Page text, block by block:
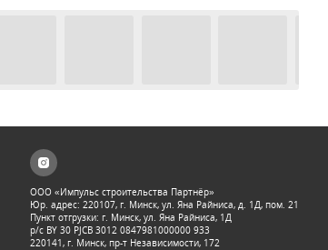
ООО «Импульс строительства Партнёр»
Юр. адрес: 220107, г. Минск, ул. Яна Райниса, д. 1Д, пом. 21
Пункт отгрузки: г. Минск, ул. Яна Райниса, 1Д
р/с BY 30 PJCB 3012 0847981000000 933
220141, г. Минск, пр-т Независимости, 172